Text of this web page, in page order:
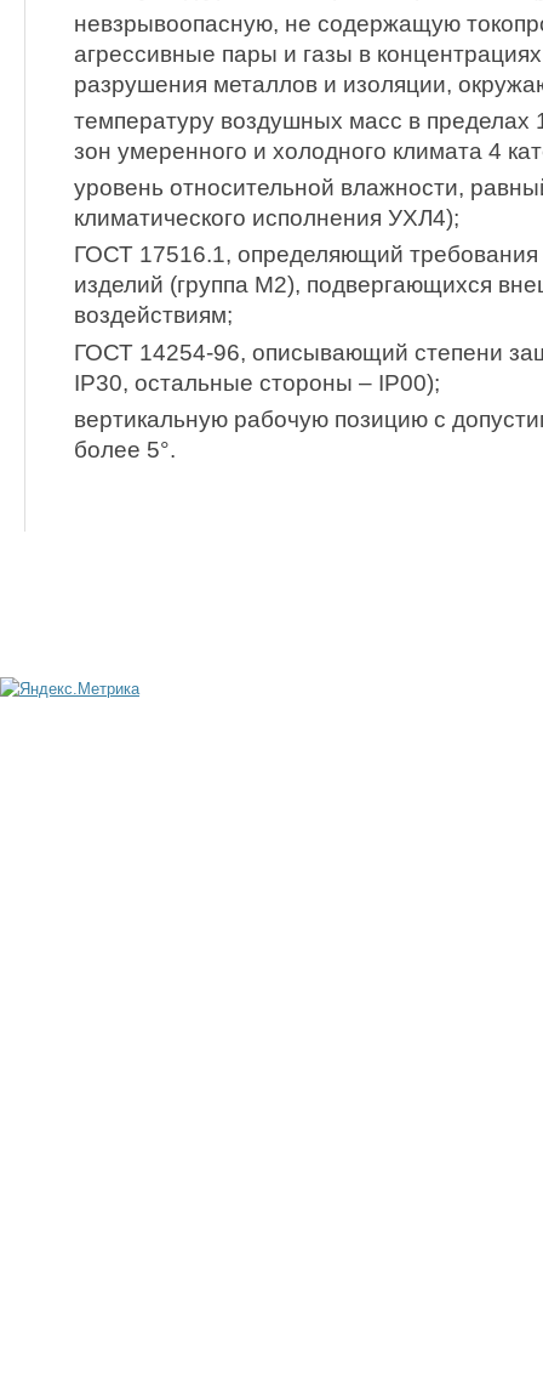
невзрывоопасную, не содержащую
агрессивные пары и газы в
разрушения металлов и изоляции,
температуру воздушных масс в
зон умеренного и холодного климата 4
уровень относительной влажности,
климатического исполнения УХЛ4);
ГОСТ 17516.1, определяющий требования
изделий (группа М2), подвергающихся
воздействиям;
ГОСТ 14254-96, описывающий степени
IP30, остальные стороны – IP00);
вертикальную рабочую позицию с
более 5°.